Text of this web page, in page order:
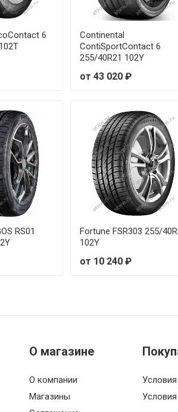
6
Continental
ContiSportContact 6
255/40R21 102Y
от 43 020 ₽
RS01
Fortune FSR303 255/
102Y
от 10 240 ₽
О магазине
О компании
Магазины